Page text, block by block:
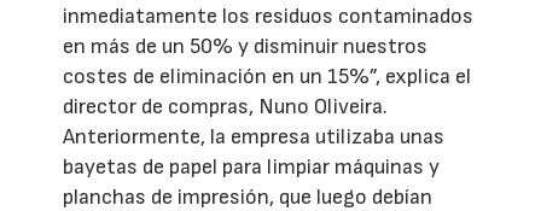
inmediatamente los residuos contaminados
en más de un 50% y disminuir nuestros
costes de eliminación en un 15%”, explica el
director de compras, Nuno Oliveira.
Anteriormente, la empresa utilizaba unas
bayetas de papel para limpiar máquinas y
planchas de impresión, que luego debían